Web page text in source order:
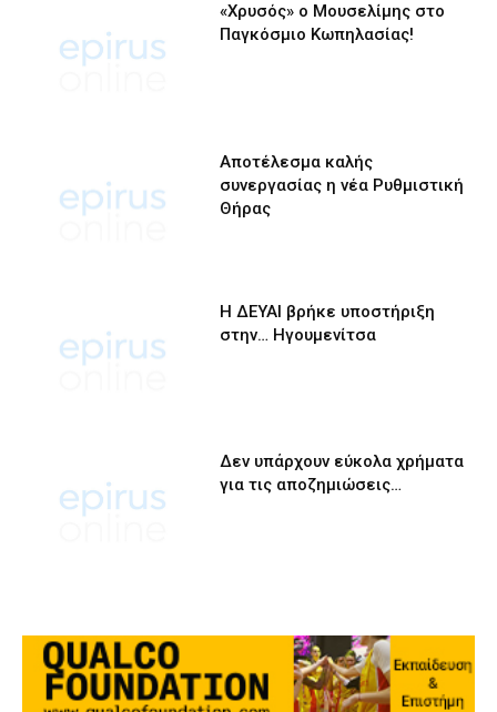
«Χρυσός» ο Μουσελίμης στο
Παγκόσμιο Κωπηλασίας!
Αποτέλεσμα καλής
συνεργασίας η νέα Ρυθμιστική
Θήρας
Η ΔΕΥΑΙ βρήκε υποστήριξη
στην… Ηγουμενίτσα
Δεν υπάρχουν εύκολα χρήματα
για τις αποζημιώσεις…